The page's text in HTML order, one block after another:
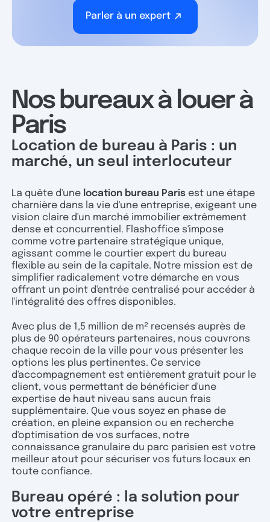
Parler à un expert
Nos bureaux à louer à
Paris
Location de bureau à Paris : un
marché, un seul interlocuteur
La quête d'une location bureau Paris est une étape
charnière dans la vie d'une entreprise, exigeant une
vision claire d'un marché immobilier extrêmement
dense et concurrentiel. Flashoffice s'impose
comme votre partenaire stratégique unique,
agissant comme le courtier expert du bureau
flexible au sein de la capitale. Notre mission est de
simplifier radicalement votre démarche en vous
offrant un point d'entrée centralisé pour accéder à
l'intégralité des offres disponibles.
Avec plus de 1,5 million de m² recensés auprès de
plus de 90 opérateurs partenaires, nous couvrons
chaque recoin de la ville pour vous présenter les
options les plus pertinentes. Ce service
d'accompagnement est entièrement gratuit pour le
client, vous permettant de bénéficier d'une
expertise de haut niveau sans aucun frais
supplémentaire. Que vous soyez en phase de
création, en pleine expansion ou en recherche
d'optimisation de vos surfaces, notre
connaissance granulaire du parc parisien est votre
meilleur atout pour sécuriser vos futurs locaux en
toute confiance.
Bureau opéré : la solution pour
votre entreprise